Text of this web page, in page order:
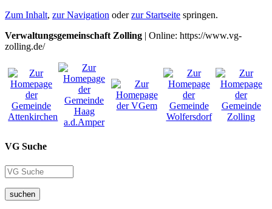
Zum Inhalt, zur Navigation oderzur Startseite springen.
Verwaltungsgemeinschaft Zolling | Online: https://www.vg-
zolling.de/
VG Suche
suchen